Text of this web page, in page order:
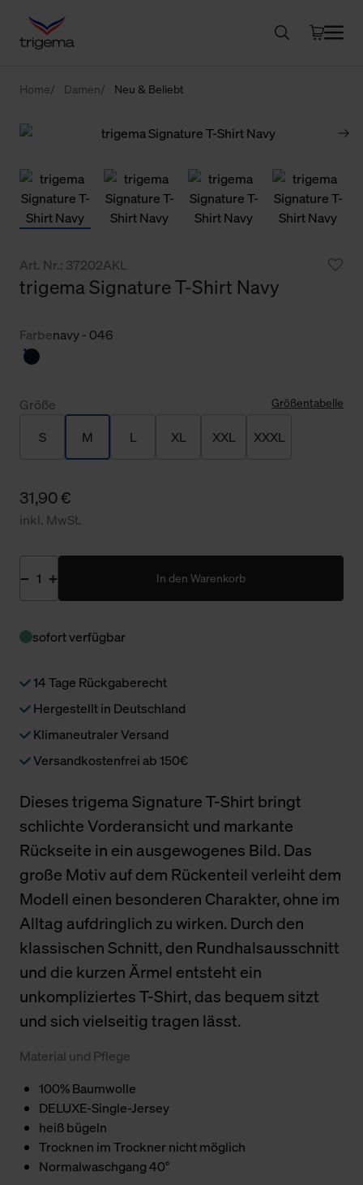
Home Damen Neu & Beliebt
Art. Nr.: 37202AKL
trigema Signature T-Shirt Navy
Farbenavy - 046
Größe Größentabelle
S M L XL XXL XXXL
31,90 €
inkl. MwSt.
In den Warenkorb
sofort verfügbar
14 Tage Rückgaberecht
Hergestellt in Deutschland
Klimaneutraler Versand
Versandkostenfrei ab 150€
Dieses trigema Signature T-Shirt bringt
schlichte Vorderansicht und markante
Rückseite in ein ausgewogenes Bild. Das
große Motiv auf dem Rückenteil verleiht dem
Modell einen besonderen Charakter, ohne im
Alltag aufdringlich zu wirken. Durch den
klassischen Schnitt, den Rundhalsausschnitt
und die kurzen Ärmel entsteht ein
unkompliziertes T-Shirt, das bequem sitzt
und sich vielseitig tragen lässt.
Material und Pflege
100% Baumwolle
DELUXE-Single-Jersey
heiß bügeln
Trocknen im Trockner nicht möglich
Normalwaschgang 40°